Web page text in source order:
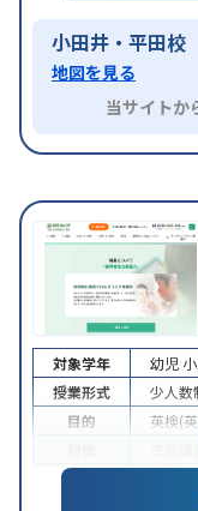
小田井・平田校
地図を見る
当サイトか
対象学年 幼児
授業形式
少人数
目的
英検(
季節